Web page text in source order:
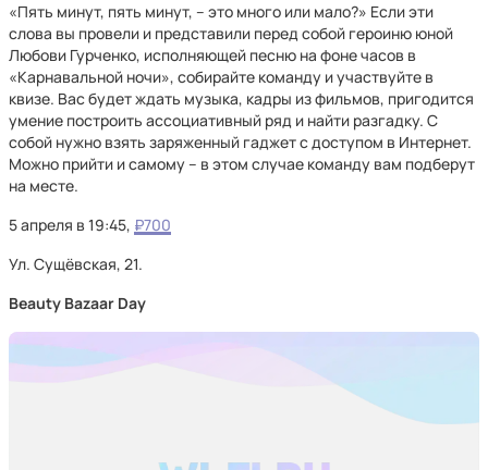
«Пять минут, пять минут, – это много или мало?» Если эти
слова вы провели и представили перед собой героиню юной
Любови Гурченко, исполняющей песню на фоне часов в
«Карнавальной ночи», собирайте команду и участвуйте в
квизе. Вас будет ждать музыка, кадры из фильмов, пригодится
умение построить ассоциативный ряд и найти разгадку. С
собой нужно взять заряженный гаджет с доступом в Интернет.
Можно прийти и самому – в этом случае команду вам подберут
на месте.
5 апреля в 19:45, ₽700
Ул. Сущёвская, 21.
Beauty Bazaar Day